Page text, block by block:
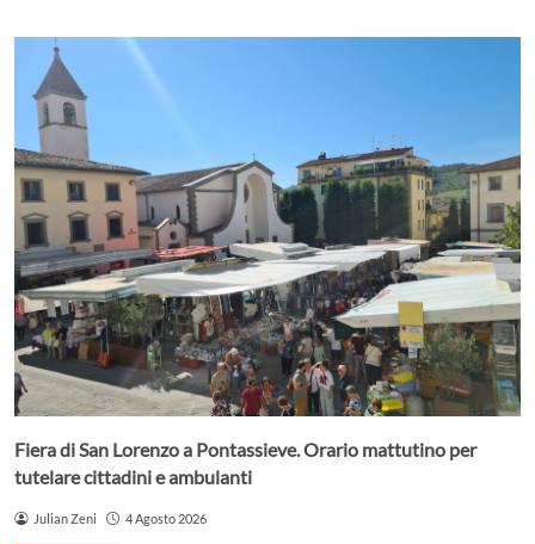
Fiera di San Lorenzo a Pontassieve. Orario mattutino per
tutelare cittadini e ambulanti
Julian Zeni 4 Agosto 2026